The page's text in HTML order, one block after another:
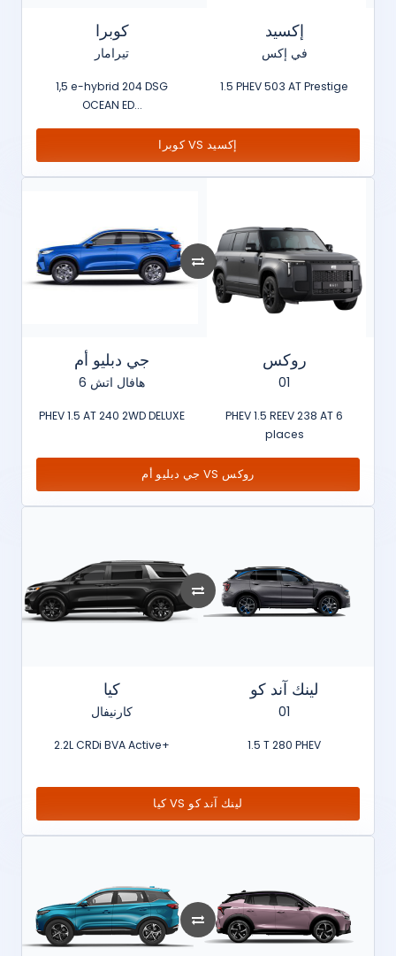
كوبرا
تيرامار
1,5 e-hybrid 204 DSG
OCEAN ED...
إكسيد
في إكس
1.5 PHEV 503 AT Prestige
كوبرا VS إكسيد
جي دبليو أم
هافال اتش 6
PHEV 1.5 AT 240 2WD DELUXE
روكس
01
PHEV 1.5 REEV 238 AT 6
places
جي دبليو أم VS روكس
كيا
كارنيفال
2.2L CRDi BVA Active+
لينك آند كو
01
1.5 T 280 PHEV
كيا VS لينك آند كو